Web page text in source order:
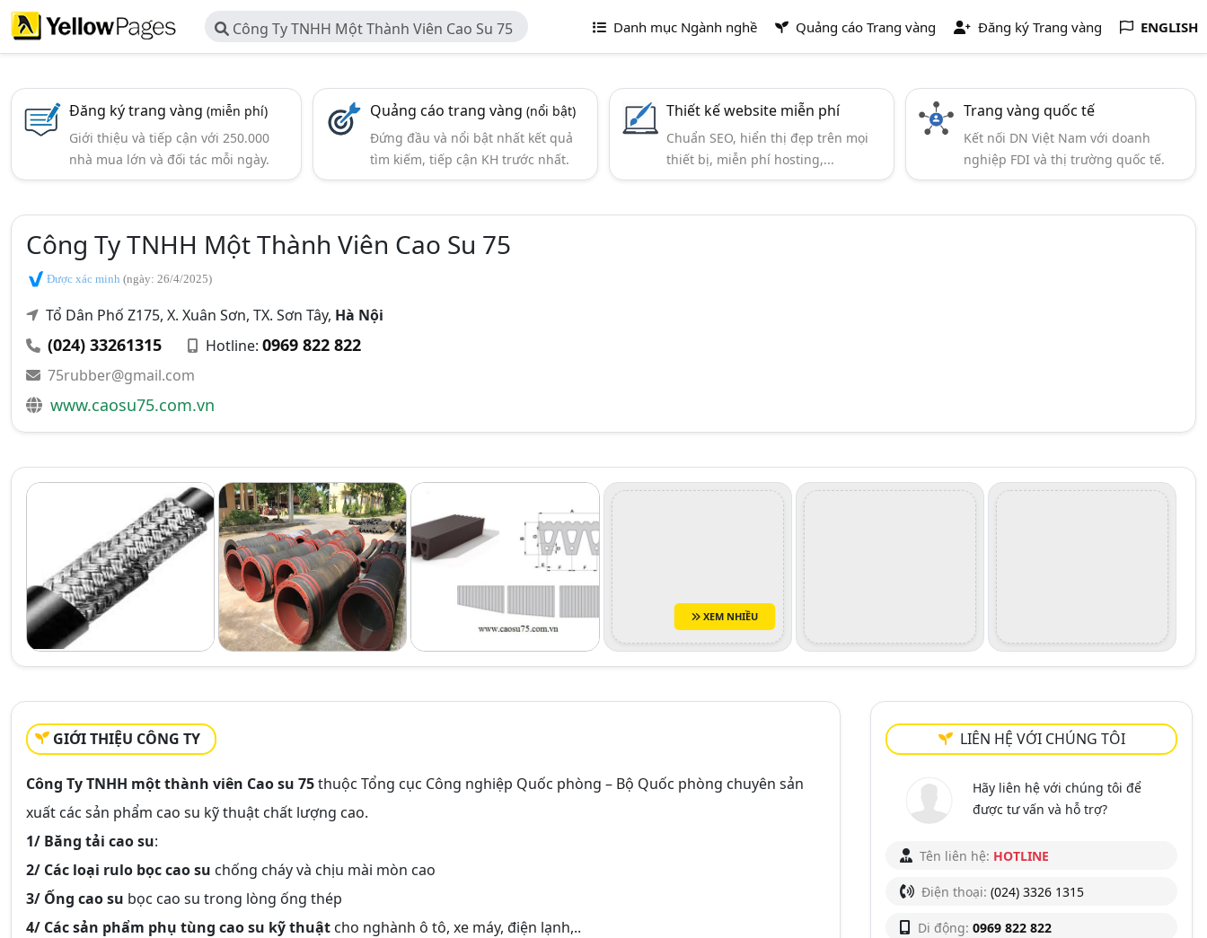
Công Ty TNHH Một Thành Viên Cao Su 75 Danh mục Ngành nghề Quảng cáo Trang vàng Đăng ký Trang vàng ENGLISH
Đăng ký trang vàng (miễn phí)
Giới thiệu và tiếp cận với 250.000
nhà mua lớn và đối tác mỗi ngày.
Quảng cáo trang vàng(nổi bật)
Đứng đầu và nổi bật nhất kết quả
tìm kiếm, tiếp cận KH trước nhất.
Thiết kế website miễn phí
Chuẩn SEO, hiển thị đẹp trên mọi
thiết bị, miễn phí hosting,...
Trang vàng quốc tế
Kết nối DN Việt Nam với doanh
nghiệp FDI và thị trường quốc tế.
Công Ty TNHH Một Thành Viên Cao Su 75
Được xác minh (ngày: 26/4/2025)
Tổ Dân Phố Z175, X. Xuân Sơn, TX. Sơn Tây, Hà Nội
(024) 33261315 Hotline: 0969 822 822
75rubber@gmail.com
www.caosu75.com.vn
XEM NHIỀU
GIỚI THIỆU CÔNG TY
Công Ty TNHH một thành viên Cao su 75thuộc Tổng cục Công nghiệp Quốc phòng – Bộ Quốc phòng chuyên sản
xuất các sản phẩm cao su kỹ thuật chất lượng cao.
1/ Băng tải cao su:
2/ Các loại rulo bọc cao su chống cháy và chịu mài mòn cao
3/ Ống cao su bọc cao su trong lòng ống thép
4/ Các sản phẩm phụ tùng cao su kỹ thuật cho nghành ô tô, xe máy, điện lạnh,..
LIÊN HỆ VỚI CHÚNG TÔI
Hãy liên hệ với chúng tôi để
được tư vấn và hỗ trợ?
Tên liên hệ: HOTLINE
Điện thoại: (024) 3326 1315
Di động: 0969 822 822